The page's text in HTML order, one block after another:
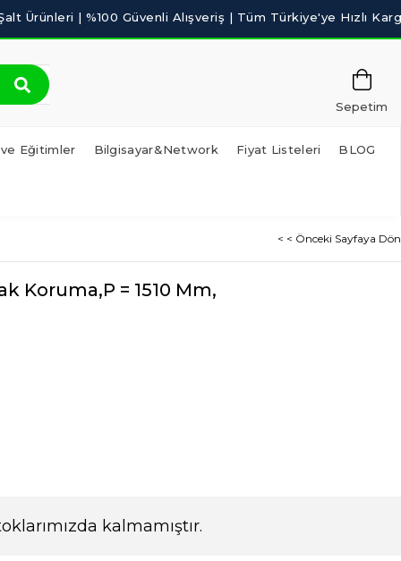
Sepetim
ve Eğitimler Bilgisayar&Network Fiyat Listeleri BLOG
< < Önceki Sayfaya Dön
Koruma,P = 1510 Mm,
kalmamıştır.